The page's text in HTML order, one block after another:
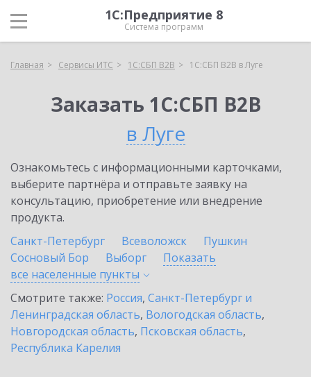
1С:Предприятие 8
Система программ
Главная Сервисы ИТС 1С:СБП B2B 1С:СБП B2B в Луге
Заказать 1С:СБП B2B
в Луге
Ознакомьтесь с информационными карточками,
выберите партнёра и отправьте заявку на
консультацию, приобретение или внедрение
продукта.
Санкт-Петербург
Всеволожск
Пушкин
Сосновый Бор
Выборг
Показать
все населенные пункты
Смотрите также: Россия, Санкт-Петербург и
Ленинградская область, Вологодская область,
Новгородская область, Псковская область,
Республика Карелия